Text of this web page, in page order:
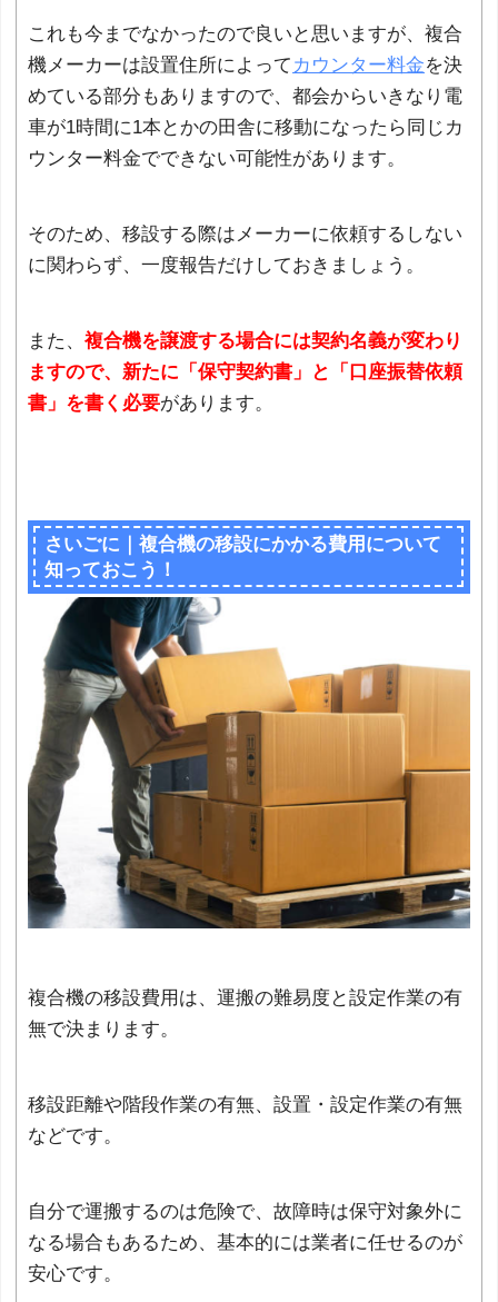
これも今までなかったので良いと思いますが、複合
機メーカーは設置住所によって カウンター料金を決
めている部分もありますので、都会からいきなり電
車が1時間に1本とかの田舎に移動になったら同じカ
ウンター料金でできない可能性があります。
そのため、移設する際はメーカーに依頼するしない
に関わらず、一度報告だけしておきましょう。
また、 複合機を譲渡する場合には契約名義が変わり
ますので、新たに「保守契約書」と「口座振替依頼
書」を書く必要があります。
さいごに｜複合機の移設にかかる費用について
知っておこう！
複合機の移設費用は、運搬の難易度と設定作業の有
無で決まります。
移設距離や階段作業の有無、設置・設定作業の有無
などです。
自分で運搬するのは危険で、故障時は保守対象外に
なる場合もあるため、基本的には業者に任せるのが
安心です。